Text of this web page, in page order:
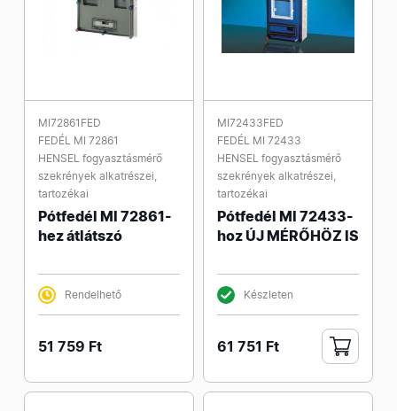
MI72861FED
FEDÉL MI 72861
HENSEL fogyasztásmérő
szekrények alkatrészei,
tartozékai
Pótfedél MI 72861-
hez átlátszó
Rendelhető
51 759 Ft
MI72433FED
FEDÉL MI 72433
HENSEL fogyasztásmérő
szekrények alkatrészei,
tartozékai
Pótfedél MI 72433-
hoz ÚJ MÉRŐHÖZ IS
Készleten
61 751 Ft